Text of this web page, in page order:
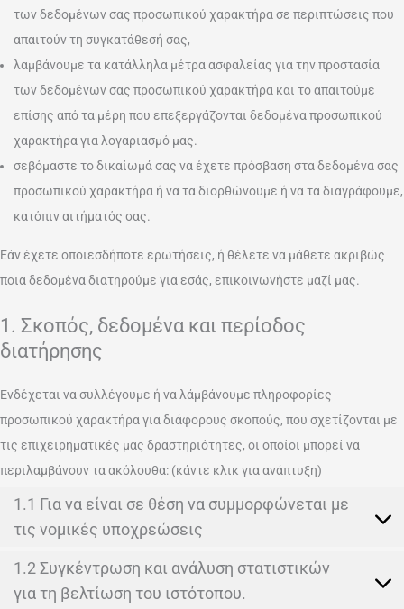
των δεδομένων σας προσωπικού χαρακτήρα σε περιπτώσεις που
απαιτούν τη συγκατάθεσή σας,
λαμβάνουμε τα κατάλληλα μέτρα ασφαλείας για την προστασία
των δεδομένων σας προσωπικού χαρακτήρα και το απαιτούμε
επίσης από τα μέρη που επεξεργάζονται δεδομένα προσωπικού
χαρακτήρα για λογαριασμό μας.
σεβόμαστε το δικαίωμά σας να έχετε πρόσβαση στα δεδομένα σας
προσωπικού χαρακτήρα ή να τα διορθώνουμε ή να τα διαγράφουμε,
κατόπιν αιτήματός σας.
Εάν έχετε οποιεσδήποτε ερωτήσεις, ή θέλετε να μάθετε ακριβώς
ποια δεδομένα διατηρούμε για εσάς, επικοινωνήστε μαζί μας.
1. Σκοπός, δεδομένα και περίοδος
διατήρησης
Ενδέχεται να συλλέγουμε ή να λάμβάνουμε πληροφορίες
προσωπικού χαρακτήρα για διάφορους σκοπούς, που σχετίζονται με
τις επιχειρηματικές μας δραστηριότητες, οι οποίοι μπορεί να
περιλαμβάνουν τα ακόλουθα: (κάντε κλικ για ανάπτυξη)
1.1 Για να είναι σε θέση να συμμορφώνεται με
τις νομικές υποχρεώσεις
1.2 Συγκέντρωση και ανάλυση στατιστικών
για τη βελτίωση του ιστότοπου.